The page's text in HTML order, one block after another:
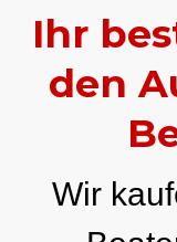
Ihr
den
Wir